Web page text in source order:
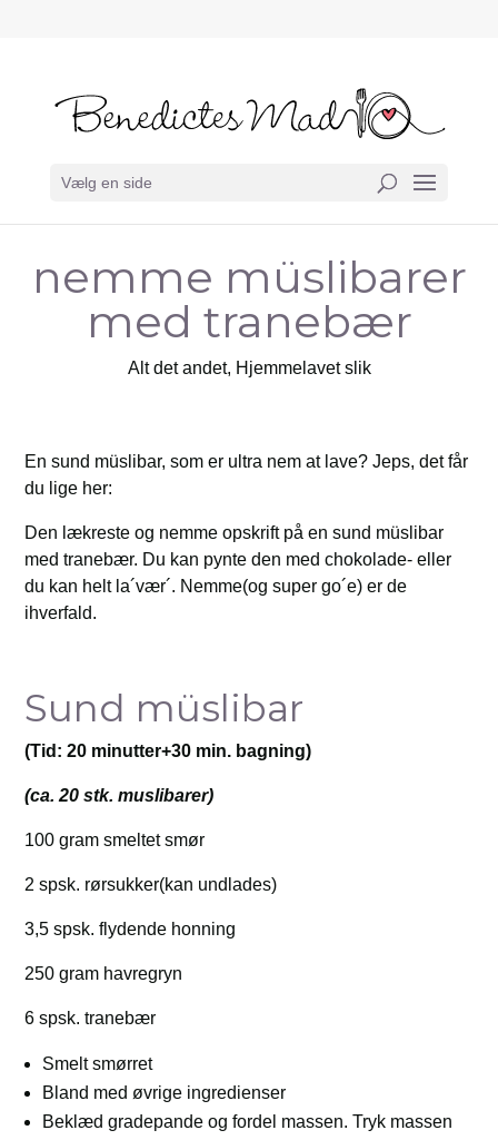
Vælg en side
nemme müslibarer
med tranebær
Alt det andet, Hjemmelavet slik
En sund müslibar, som er ultra nem at lave? Jeps, det får
du lige her:
Den lækreste og nemme opskrift på en sund müslibar
med tranebær. Du kan pynte den med chokolade- eller
du kan helt la´vær´. Nemme(og super go´e) er de
ihverfald.
Sund müslibar
(Tid: 20 minutter+30 min. bagning)
(ca. 20 stk. muslibarer)
100 gram smeltet smør
2 spsk. rørsukker(kan undlades)
3,5 spsk. flydende honning
250 gram havregryn
6 spsk. tranebær
Smelt smørret
Bland med øvrige ingredienser
Beklæd gradepande og fordel massen. Tryk massen